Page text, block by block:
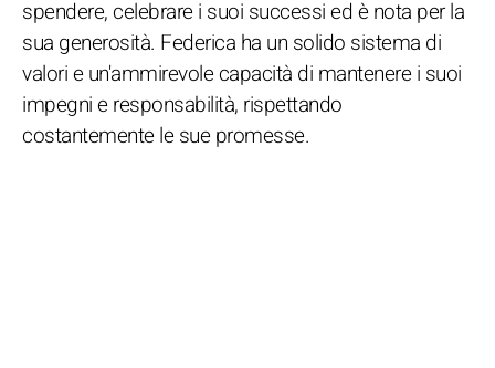
spendere, celebrare i suoi successi ed è nota per la
sua generosità. Federica ha un solido sistema di
valori e un'ammirevole capacità di mantenere i suoi
impegni e responsabilità, rispettando
costantemente le sue promesse.